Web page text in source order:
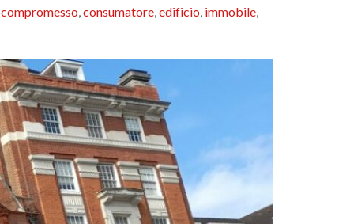
compromesso,consumatore,edificio, immobile,